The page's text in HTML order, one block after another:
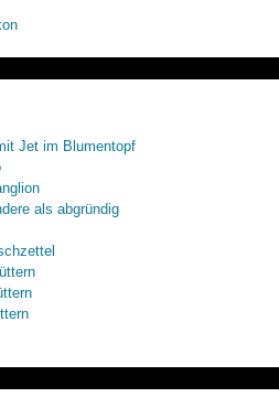
Jet im Blumentopf
als abgründig